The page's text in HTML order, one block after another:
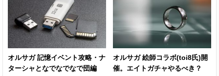
オルサガ 記憶イベント攻略・ナ
ターシャとなでなでなで団編
オルサガ 絵師コラボ(toi8氏)開
催。エイトガチャやるべき？